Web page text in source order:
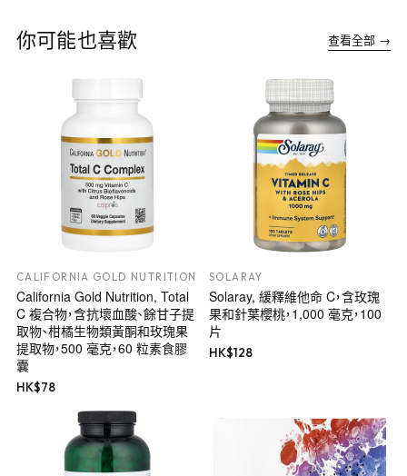
你可能也喜歡 查看全部 →
CALIFORNIA GOLD NUTRITION
California Gold Nutrition, Total
C 複合物，含抗壞血酸、餘甘子提
取物、柑橘生物類黃酮和玫瑰果
提取物，500 毫克，60 粒素食膠
囊
HK$78
SOLARAY
Solaray, 緩釋維他命 C，含玫瑰
果和針葉櫻桃，1,000 毫克，100
片
HK$128